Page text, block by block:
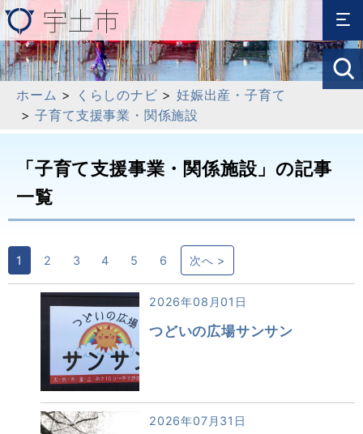
ホーム > くらしのナビ >妊娠出産・子育て
>子育て支援事業・関係施設
「子育て支援事業・関係施設」の記事
一覧
1 2 3 4 5 6 次へ >
2026年08月01日
つどいの広場サンサン
2026年07月31日